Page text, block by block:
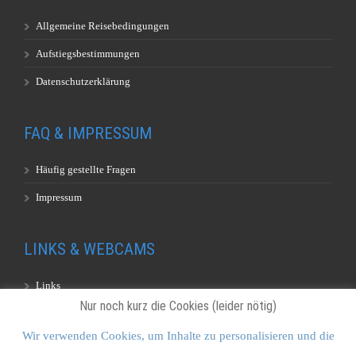
Allgemeine Reisebedingungen
Aufstiegsbestimmungen
Datenschutzerklärung
FAQ & IMPRESSUM
Häufig gestellte Fragen
Impressum
LINKS & WEBCAMS
Links
Nur noch kurz die Cookies (leider nötig)
Wir verwenden Cookies, um Inhalte zu personalisieren und die